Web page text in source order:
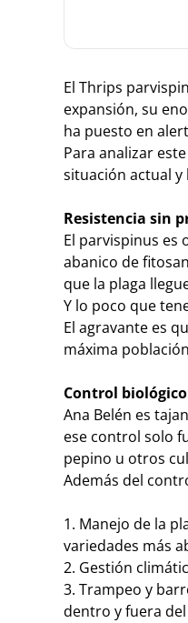
El Thrips
expansión, su
ha puesto en
Para analizar
situación actual
Resistencia sin
El parvispinus
abanico de
que la plaga
Y lo poco que
El agravante es
máxima
Control
Ana Belén es
ese control solo
pepino u otros
Además del
1. Manejo de la
variedades más
2. Gestión
3. Trampeo y
dentro y fuera